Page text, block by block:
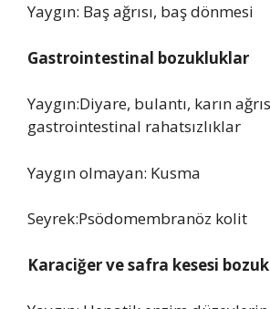
Yaygın: Baş ağrısı, baş dönmesi
Gastrointestinal bozukluklar
Yaygın:Diyare, bulantı, karın
gastrointestinal rahatsızlıklar
Yaygın olmayan: Kusma
Seyrek:Psödomembranöz kolit
Karaciğerve safra kesesi